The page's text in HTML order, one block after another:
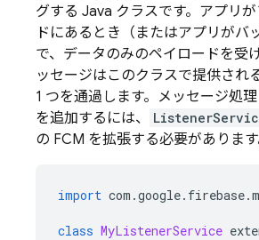
グする Java クラスです。アプリ
ドにあるとき（またはアプリがバ
で、データのみのペイロードを受
ッセージはこのクラスで提供され
1 つを通過します。メッセージ処
を追加するには、
の FCM を拡張する必要があります
import com .google. firebase.
class MyListenerService